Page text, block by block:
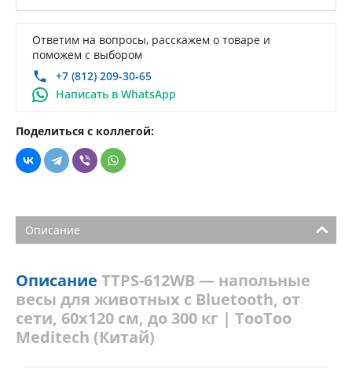
Ответим на вопросы, расскажем о товаре и
поможем с выбором
+7 (812) 209-30-65
Написать в WhatsApp
Поделиться с коллегой:
Описание
Описание TTPS-612WB — напольные
весы для животных c Bluetooth, от
сети, 60х120 см, до 300 кг | TooToo
Meditech (Китай)